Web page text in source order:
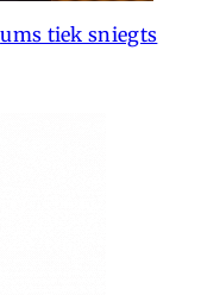
tiek sniegts